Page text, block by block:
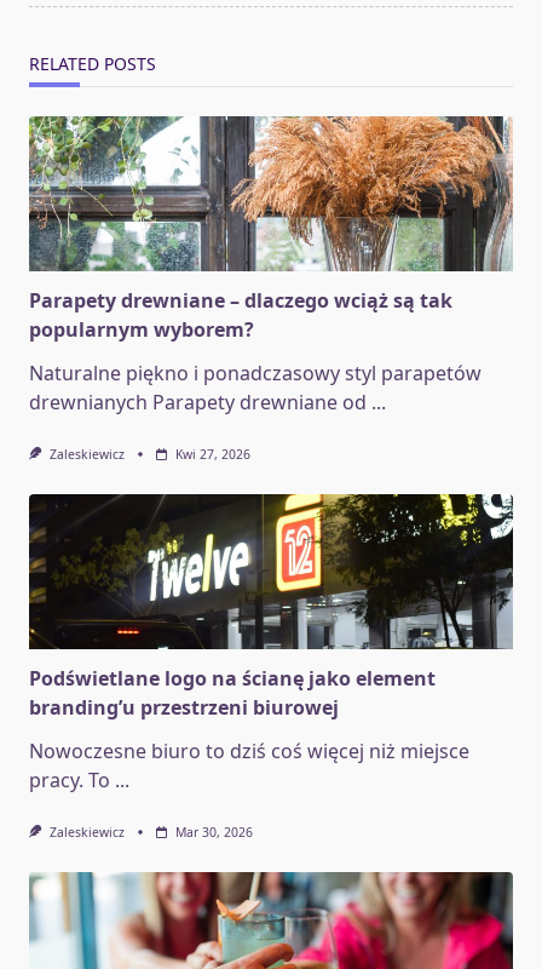
text">Page</span>
RELATED POSTS
Parapety drewniane – dlaczego wciąż są tak
popularnym wyborem?
Naturalne piękno i ponadczasowy styl parapetów
drewnianych Parapety drewniane od ...
Zaleskiewicz Kwi 27, 2026
Podświetlane logo na ścianę jako element
branding’u przestrzeni biurowej
Nowoczesne biuro to dziś coś więcej niż miejsce
pracy. To ...
Zaleskiewicz Mar 30, 2026